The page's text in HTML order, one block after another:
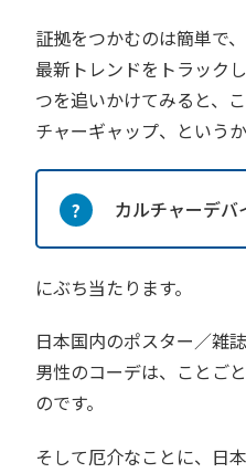
証拠をつかむのは簡単で
最新トレンドをトラック
つを追いかけてみると、
チャーギャップ、というか
カルチャーデバ
にぶち当たります。
日本国内のポスター／雑
男性のコーデは、ことご
のです。
そして厄介なことに、日